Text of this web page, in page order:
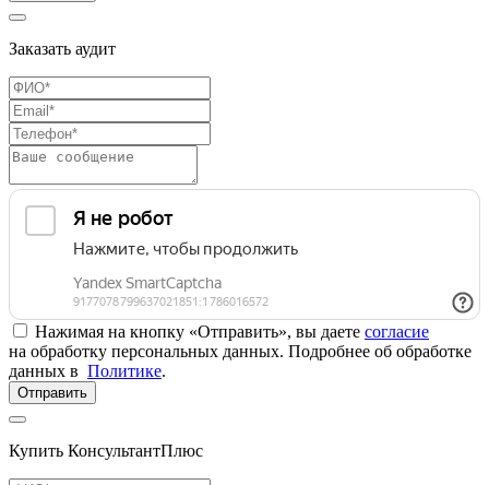
Заказать аудит
Нажимая на кнопку «Отправить», вы даете согласие
на обработку персональных данных. Подробнее об обработке
данных в Политике.
Отправить
Купить КонсультантПлюс